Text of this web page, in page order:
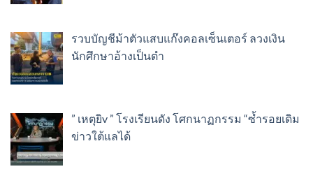
รวบบัญชีม้าตัวแสบแก๊งคอลเซ็นเตอร์ ลวงเงิน
นักศึกษาอ้างเป็นตำ
” เหตุยิv ” โรงเรียนดัง โศกนาฏกรรม “ซ้ำรอยเดิม
ข่าวใต้แลได้